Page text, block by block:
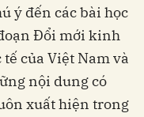
ý đến các bài học
Đổi mới kinh
của Việt Nam và
nội dung có
xuất hiện trong